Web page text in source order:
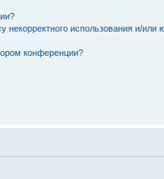
некорректного использования и/или
конференции?